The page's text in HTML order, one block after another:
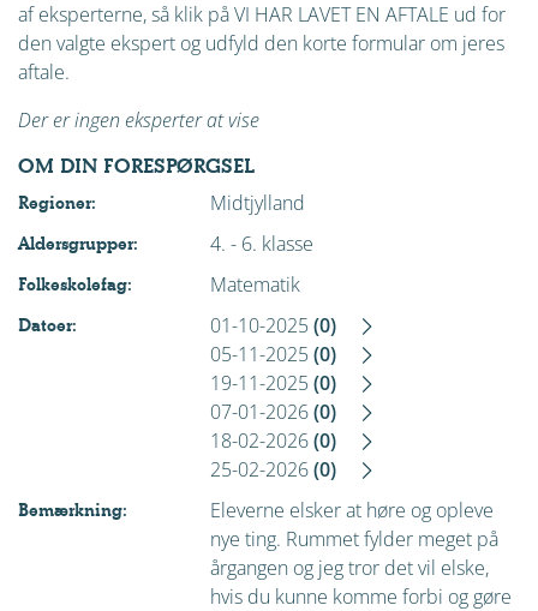
af eksperterne, så klik på VI HAR LAVET EN AFTALE ud for
den valgte ekspert og udfyld den korte formular om jeres
aftale.
Der er ingen eksperter at vise
OM DIN FORESPØRGSEL
Regioner: Midtjylland
Aldersgrupper: 4. - 6. klasse
Folkeskolefag: Matematik
Datoer: 01-10-2025(0)
05-11-2025(0)
19-11-2025(0)
07-01-2026(0)
18-02-2026(0)
25-02-2026(0)
Bemærkning:
Eleverne elsker at høre og opleve
nye ting. Rummet fylder meget på
årgangen og jeg tror det vil elske,
hvis du kunne komme forbi og gøre